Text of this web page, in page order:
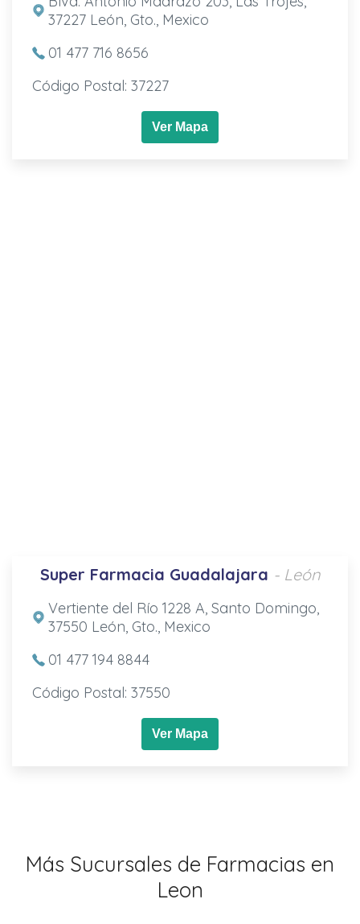
37227 León, Gto., Mexico
01 477 716 8656
Código Postal: 37227
Ver Mapa
Super Farmacia Guadalajara - León
Vertiente del Río 1228 A, Santo Domingo,
37550 León, Gto., Mexico
01 477 194 8844
Código Postal: 37550
Ver Mapa
Más Sucursales de Farmacias en
Leon